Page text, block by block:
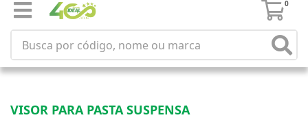
0
VISOR PARA PASTA SUSPENSA